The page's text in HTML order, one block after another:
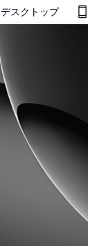
デスクトップ